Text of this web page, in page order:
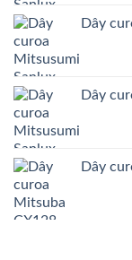
Dây
Dây
Dây